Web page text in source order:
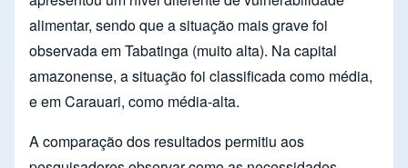
alimentar, sendo que a situação mais grave foi
observada em Tabatinga (muito alta). Na capital
amazonense, a situação foi classificada como média,
e em Carauari, como média-alta.
A comparação dos resultados permitiu aos